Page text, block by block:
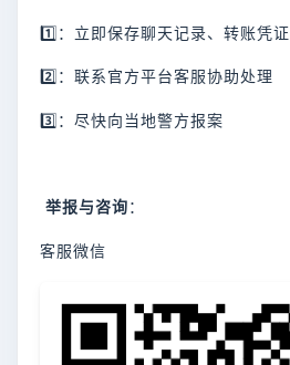
1️⃣：立即保存聊天记录、转账凭证
2️⃣：联系官方平台客服协助处理
3️⃣：尽快向当地警方报案
举报与咨询：
客服微信